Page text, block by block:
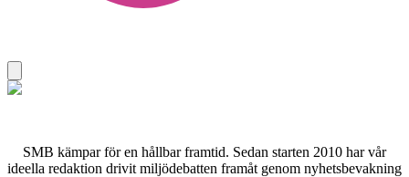
SMB kämpar för en hållbar framtid. Sedan starten 2010 har vår
ideella redaktion drivit miljödebatten framåt genom nyhetsbevakning